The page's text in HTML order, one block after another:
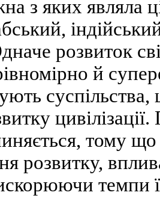
з яких являла
розвиток
й
суспільства,
тому
розвитку,
темпи